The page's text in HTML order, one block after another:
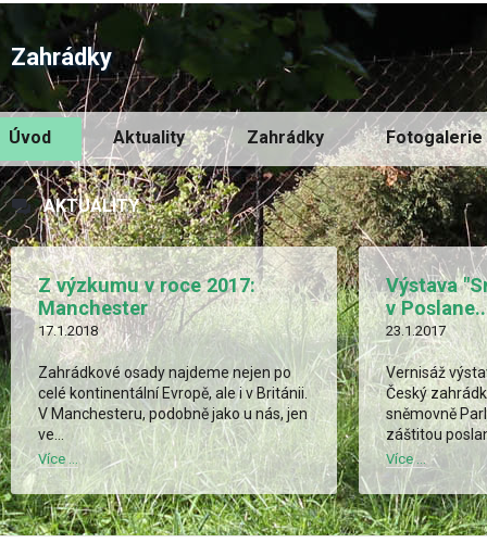
Zahrádky
Úvod Aktuality Zahrádky Fotogalerie
AKTUALITY
Z výzkumu v roce 2017:
Manchester
17.1.2018
Zahrádkové osady najdeme nejen po
celé kontinentální Evropě, ale i v Británii.
V Manchesteru, podobně jako u nás, jen
ve...
Více ...
Výstava
v
23.1.2017
Vernisáž
Český
sněmovně
záštitou
Více ...